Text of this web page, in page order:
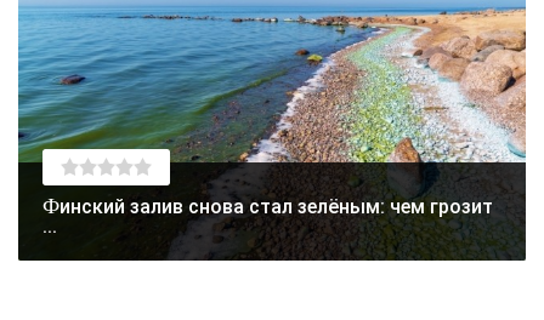
Финский залив снова стал зелёным: чем грозит
...